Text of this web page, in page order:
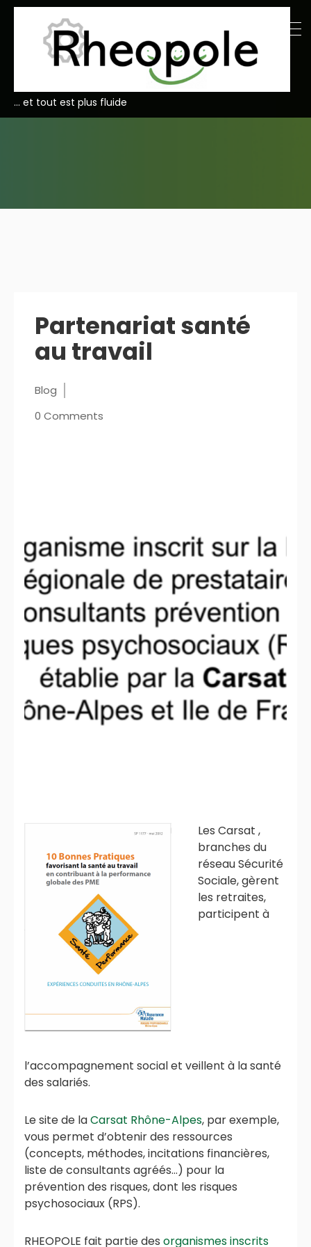
… et tout est plus fluide
Partenariat santé
au travail
Blog
0 Comments
Les Carsat ,
branches du
réseau Sécurité
Sociale, gèrent
les retraites,
participent à
l’accompagnement social et veillent à la santé
des salariés.
Le site de laCarsat Rhône-Alpes, par exemple,
vous permet d’obtenir des ressources
(concepts, méthodes, incitations financières,
liste de consultants agréés…) pour la
prévention des risques, dont les risques
psychosociaux (RPS).
RHEOPOLE fait partie des organismes inscrits